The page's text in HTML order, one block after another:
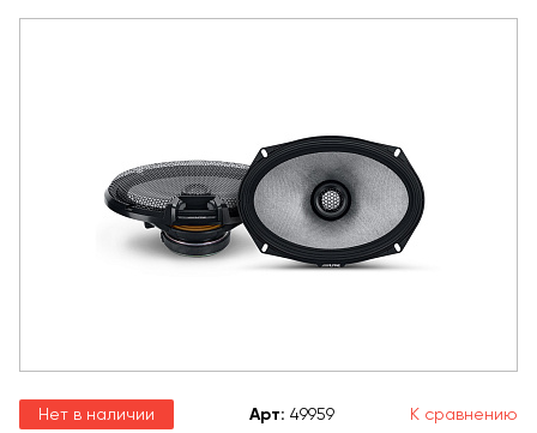
Нет в наличии Арт: 49959 К сравнению